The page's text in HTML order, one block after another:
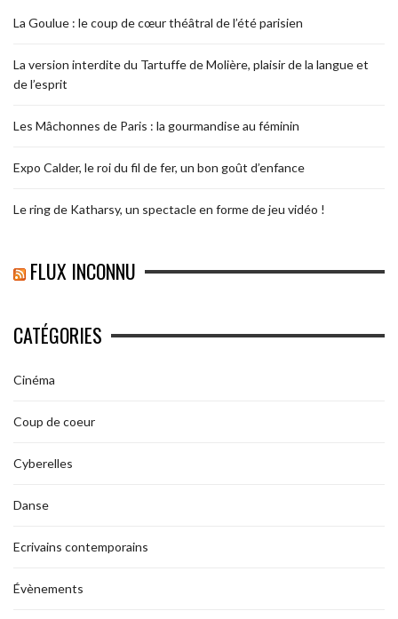
La Goulue : le coup de cœur théâtral de l’été parisien
La version interdite du Tartuffe de Molière, plaisir de la langue et
de l’esprit
Les Mâchonnes de Paris : la gourmandise au féminin
Expo Calder, le roi du fil de fer, un bon goût d’enfance
Le ring de Katharsy, un spectacle en forme de jeu vidéo !
FLUX INCONNU
CATÉGORIES
Cinéma
Coup de coeur
Cyberelles
Danse
Ecrivains contemporains
Évènements